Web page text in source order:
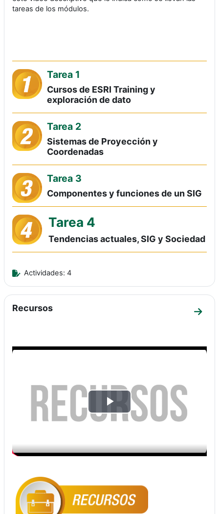
tareas de los módulos.
Tarea 1
Cursos de ESRI Training y
exploración de dato
Tarea 2
Sistemas de Proyección y
Coordenadas
Tarea 3
Componentes y funciones de un SIG
Tarea 4
Tendencias actuales, SIG y Sociedad
Actividades: 4
Recursos
Ir a
Reproducir